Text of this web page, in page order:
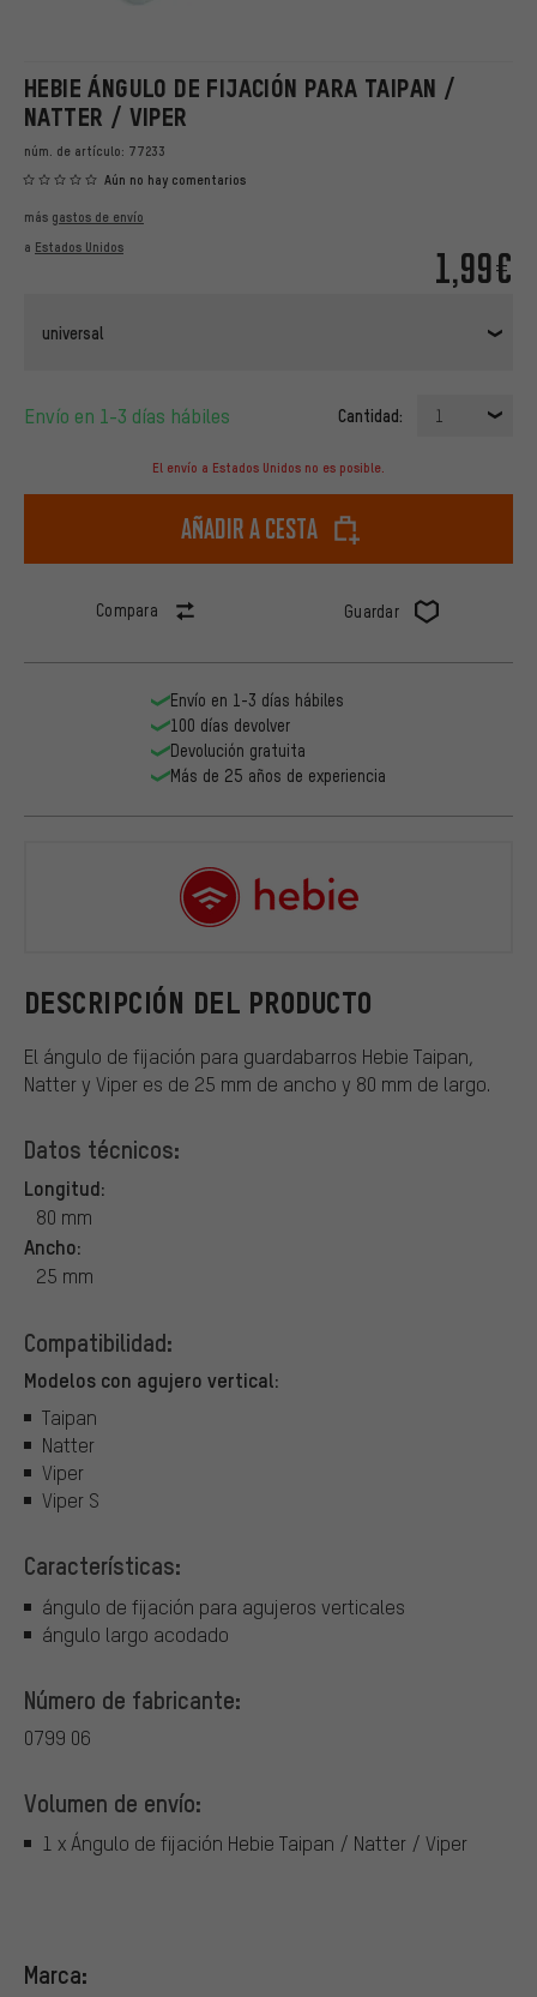
HEBIE ÁNGULO DE FIJACIÓN PARA TAIPAN /
NATTER / VIPER
núm. de artículo: 77233
Aún no hay comentarios
1,99€
más gastos de envío
a Estados Unidos
universal
Envío en 1-3 días hábiles Cantidad: 1
El envío a Estados Unidos no es posible.
Añadir a cesta
Compara Guardar
DESCRIPCIÓN DEL PRODUCTO
El ángulo de fijación para guardabarros Hebie Taipan,
Natter y Viper es de 25 mm de ancho y 80 mm de largo.
Datos técnicos:
Longitud:
80 mm
Ancho:
25 mm
Compatibilidad:
Modelos con agujero vertical:
Taipan
Natter
Viper
Viper S
Características:
ángulo de fijación para agujeros verticales
ángulo largo acodado
Número de fabricante:
0799 06
Volumen de envío:
1 x Ángulo de fijación Hebie Taipan / Natter / Viper
Marca:
Envío en 1-3 días hábiles
100 días devolver
Devolución gratuita
Más de 25 años de experiencia